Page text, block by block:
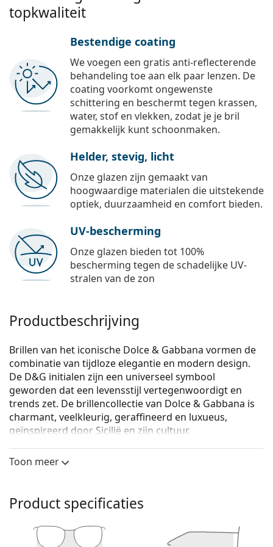
topkwaliteit
Bestendige coating
We voegen een gratis anti-reflecterende
behandeling toe aan elk paar lenzen. De
coating voorkomt ongewenste
schittering en beschermt tegen krassen,
water, stof en vlekken, zodat je je bril
gemakkelijk kunt schoonmaken.
Helder, stevig, licht
Onze glazen zijn gemaakt van
hoogwaardige materialen die uitstekende
optiek, duurzaamheid en comfort bieden.
UV-bescherming
Onze glazen bieden tot 100%
bescherming tegen de schadelijke UV-
stralen van de zon
Productbeschrijving
Brillen van het iconische Dolce & Gabbana vormen de
combinatie van tijdloze elegantie en modern design.
De D&G initialen zijn een universeel symbool
geworden dat een levensstijl vertegenwoordigt en
trends zet. De brillencollectie van Dolce & Gabbana is
charmant, veelkleurig, geraffineerd en luxueus,
geïnspireerd door Sicilië en zijn cultuur.
Dolce & Gabbana 0DG1322 1335 53zijn dames brillen.
Brilmontuur
De grijze kleur van het montuur past perfect bij een
koele huidskleur en rood, grijs, wit of
Toon meer
Product specificaties